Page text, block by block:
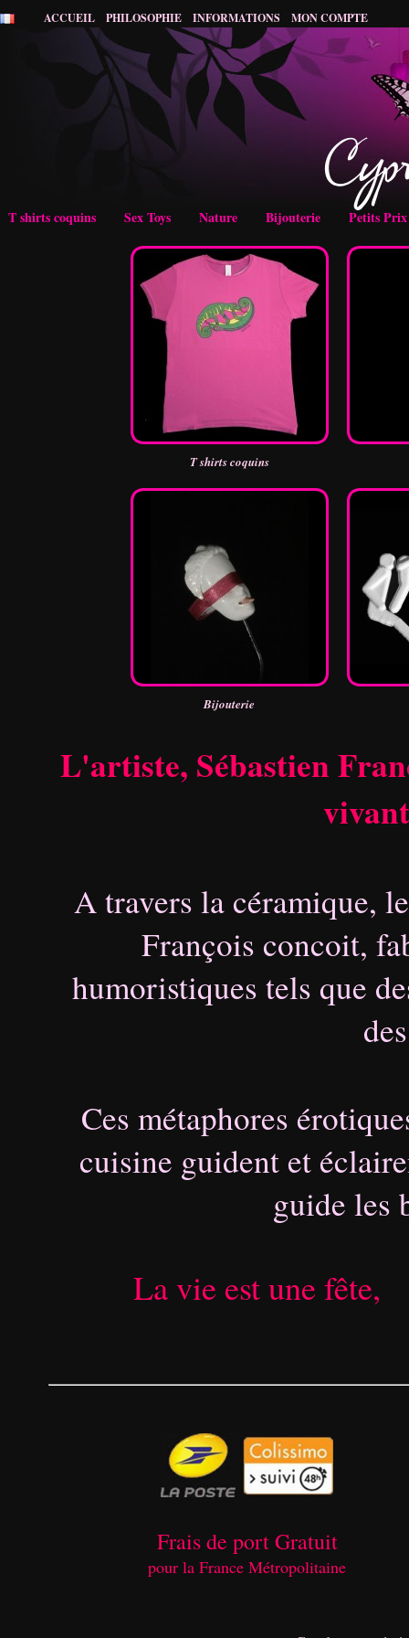
ACCUEIL PHILOSOPHIE INFORMATIONS MON COMPTE
T shirts coquins Sex Toys Nature Bijouterie Petits
T shirts coquins
Bijouterie
L'artiste, Sébastien
A travers la céramique,
François concoit,
humoristiques tels que
Ces métaphores
cuisine guident et
guide les
La vie est une fête,
Frais de port Gratuit
pour la France Métropolitaine